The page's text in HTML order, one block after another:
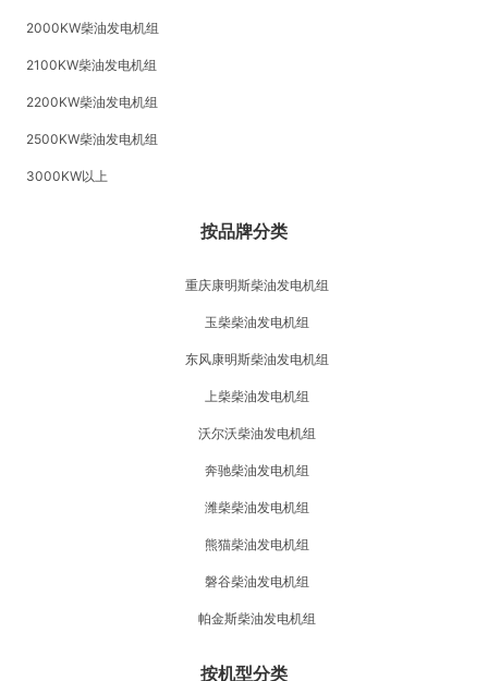
2000KW柴油发电机组
2100KW柴油发电机组
2200KW柴油发电机组
2500KW柴油发电机组
3000KW以上
按品牌分类
重庆康明斯柴油发电机组
玉柴柴油发电机组
东风康明斯柴油发电机组
上柴柴油发电机组
沃尔沃柴油发电机组
奔驰柴油发电机组
潍柴柴油发电机组
熊猫柴油发电机组
磐谷柴油发电机组
帕金斯柴油发电机组
按机型分类